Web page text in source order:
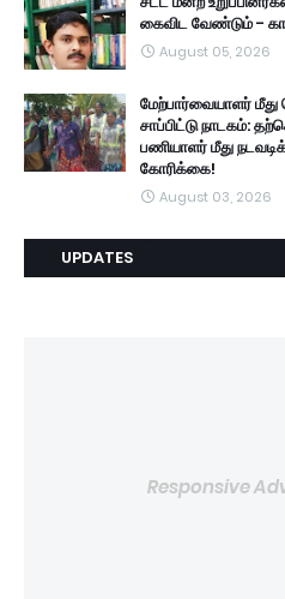
கைவிட வேண்டும் -
August 05, 2026
மேற்பார்வையாளர் மீது
சாப்பிட்டு நாடகம்:
பணியாளர் மீது
கோரிக்கை!
August 03, 2026
UPDATES
Responsive